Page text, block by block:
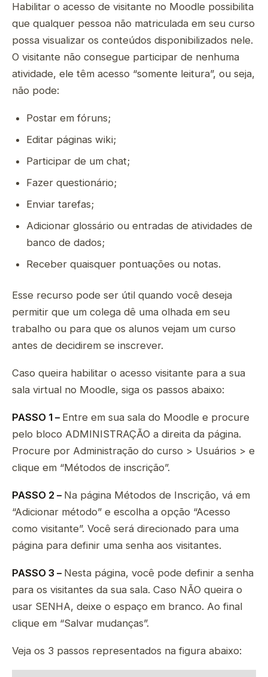
Habilitar o acesso de visitante no Moodle possibilita
que qualquer pessoa não matriculada em seu curso
possa visualizar os conteúdos disponibilizados nele.
O visitante não consegue participar de nenhuma
atividade, ele têm acesso “somente leitura”, ou seja,
não pode:
Postar em fóruns;
Editar páginas wiki;
Participar de um chat;
Fazer questionário;
Enviar tarefas;
Adicionar glossário ou entradas de atividades de
banco de dados;
Receber quaisquer pontuações ou notas.
Esse recurso pode ser útil quando você deseja
permitir que um colega dê uma olhada em seu
trabalho ou para que os alunos vejam um curso
antes de decidirem se inscrever.
Caso queira habilitar o acesso visitante para a sua
sala virtual no Moodle, siga os passos abaixo:
PASSO 1 – Entre em sua sala do Moodle e procure
pelo bloco ADMINISTRAÇÃO a direita da página.
Procure por Administração do curso > Usuários > e
clique em “Métodos de inscrição”.
PASSO 2 – Na página Métodos de Inscrição, vá em
“Adicionar método” e escolha a opção “Acesso
como visitante”. Você será direcionado para uma
página para definir uma senha aos visitantes.
PASSO 3 – Nesta página, você pode definir a senha
para os visitantes da sua sala. Caso NÃO queira o
usar SENHA, deixe o espaço em branco. Ao final
clique em “Salvar mudanças”.
Veja os 3 passos representados na figura abaixo: